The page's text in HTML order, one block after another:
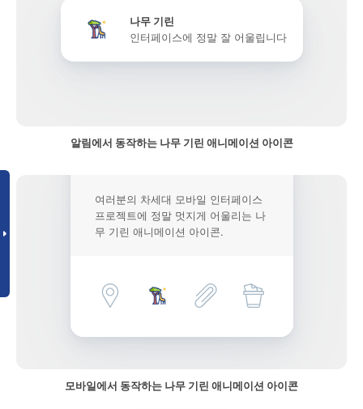
나무 기린
인터페이스에 정말 잘 어울립니다
알림에서 동작하는 나무 기린 애니메이션 아이콘
여러분의 차세대 모바일 인터페이스
프로젝트에 정말 멋지게 어울리는 나
무 기린 애니메이션 아이콘.
모바일에서 동작하는 나무 기린 애니메이션 아이콘